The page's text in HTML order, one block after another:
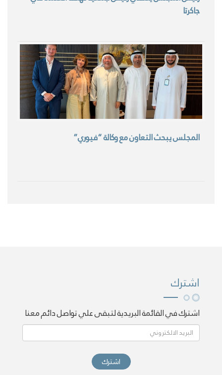
جاكرتا
المجلس يبحث التعاون مع وكالة “فيوري”
اشترك
اشترك في القائمة البريدية لتبقى علي تواصل دائم معنا
اشترك